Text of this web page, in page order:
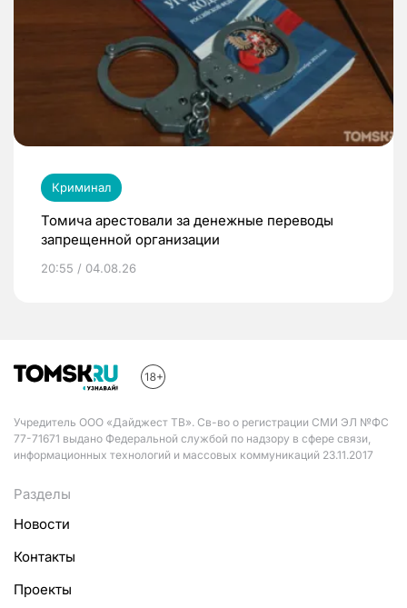
Криминал
Томича арестовали за денежные переводы
запрещенной организации
20:55 / 04.08.26
Учредитель ООО «Дайджест ТВ». Св-во о регистрации СМИ ЭЛ №ФС
77-71671 выдано Федеральной службой по надзору в сфере связи,
информационных технологий и массовых коммуникаций 23.11.2017
Разделы
Новости
Контакты
Проекты